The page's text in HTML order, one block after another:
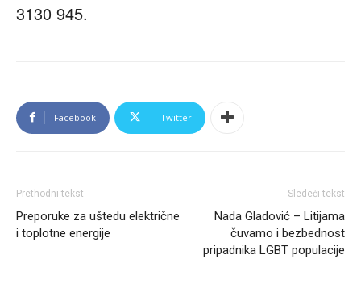
3130 945.
Facebook Twitter
Prethodni tekst
Preporuke za uštedu električne
i toplotne energije
Sledeći tekst
Nada Gladović – Litijama
čuvamo i bezbednost
pripadnika LGBT populacije